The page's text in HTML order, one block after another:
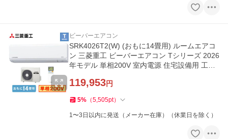
ビーバーエアコン
SRK4026T2(W) (おもに14畳用) ルームエアコ
ン 三菱重工 ビーバーエアコン Tシリーズ 2026
年モデル 単相200V 室内電源 住宅設備用 工事
119,953円
5% （5,505pt）
1〜3日以内に発送（メーカー在庫）（休業日を除く）